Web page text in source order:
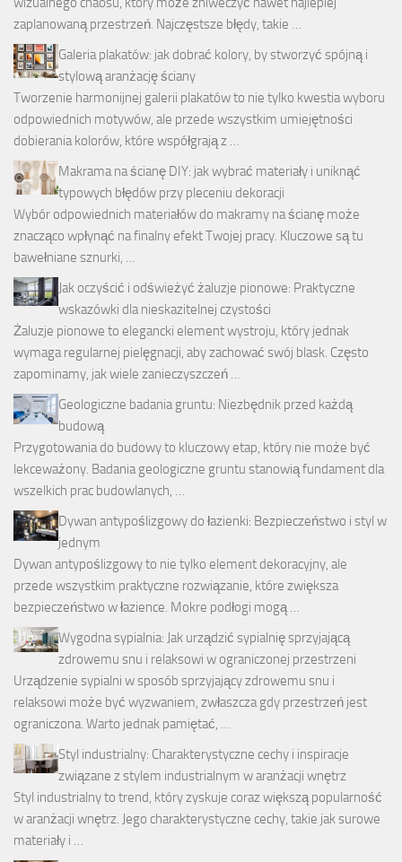
zaplanowaną przestrzeń. Najczęstsze błędy, takie …
Galeria plakatów: jak dobrać kolory, by stworzyć spójną i
stylową aranżację ściany
Tworzenie harmonijnej galerii plakatów to nie tylko kwestia wyboru
odpowiednich motywów, ale przede wszystkim umiejętności
dobierania kolorów, które współgrają z …
Makrama na ścianę DIY: jak wybrać materiały i uniknąć
typowych błędów przy pleceniu dekoracji
Wybór odpowiednich materiałów do makramy na ścianę może
znacząco wpłynąć na finalny efekt Twojej pracy. Kluczowe są tu
bawełniane sznurki, …
Jak oczyścić i odświeżyć żaluzje pionowe: Praktyczne
wskazówki dla nieskazitelnej czystości
Żaluzje pionowe to elegancki element wystroju, który jednak
wymaga regularnej pielęgnacji, aby zachować swój blask. Często
zapominamy, jak wiele zanieczyszczeń …
Geologiczne badania gruntu: Niezbędnik przed każdą
budową
Przygotowania do budowy to kluczowy etap, który nie może być
lekceważony. Badania geologiczne gruntu stanowią fundament dla
wszelkich prac budowlanych, …
Dywan antypoślizgowy do łazienki: Bezpieczeństwo i styl w
jednym
Dywan antypoślizgowy to nie tylko element dekoracyjny, ale
przede wszystkim praktyczne rozwiązanie, które zwiększa
bezpieczeństwo w łazience. Mokre podłogi mogą …
Wygodna sypialnia: Jak urządzić sypialnię sprzyjającą
zdrowemu snu i relaksowi w ograniczonej przestrzeni
Urządzenie sypialni w sposób sprzyjający zdrowemu snu i
relaksowi może być wyzwaniem, zwłaszcza gdy przestrzeń jest
ograniczona. Warto jednak pamiętać, …
Styl industrialny: Charakterystyczne cechy i inspiracje
związane z stylem industrialnym w aranżacji wnętrz
Styl industrialny to trend, który zyskuje coraz większą popularność
w aranżacji wnętrz. Jego charakterystyczne cechy, takie jak surowe
materiały i …